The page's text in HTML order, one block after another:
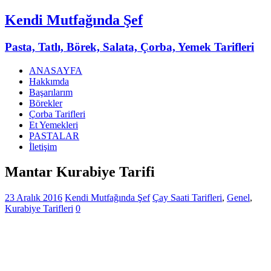
Kendi Mutfağında Şef
Pasta, Tatlı, Börek, Salata, Çorba, Yemek Tarifleri
ANASAYFA
Hakkımda
Başarılarım
Börekler
Çorba Tarifleri
Et Yemekleri
PASTALAR
İletişim
Mantar Kurabiye Tarifi
23 Aralık 2016 Kendi Mutfağında Şef Çay Saati Tarifleri, Genel,
Kurabiye Tarifleri 0